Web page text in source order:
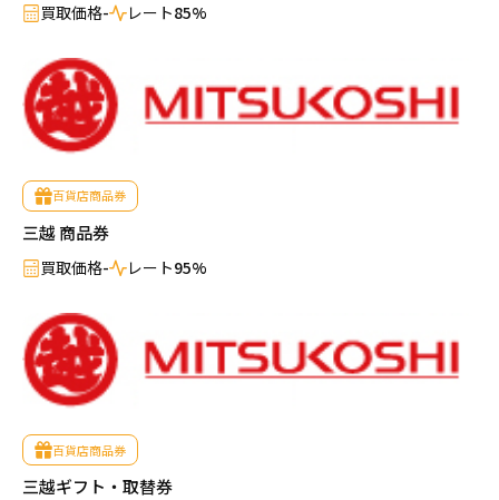
買取価格- レート85%
百貨店商品券
三越 商品券
買取価格- レート95%
百貨店商品券
三越ギフト・取替券